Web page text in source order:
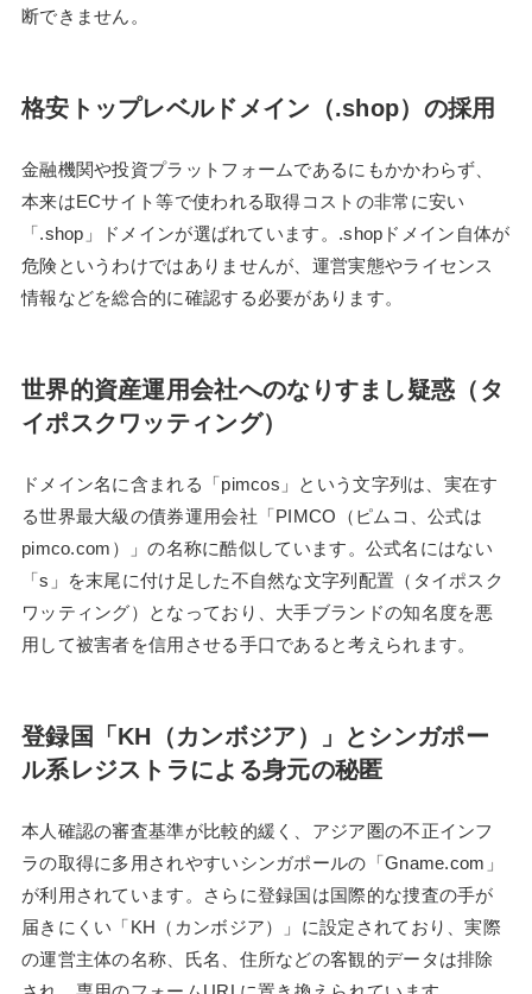
断できません。
格安トップレベルドメイン（.shop）の採用
金融機関や投資プラットフォームであるにもかかわらず、
本来はECサイト等で使われる取得コストの非常に安い
「.shop」ドメインが選ばれています。.shopドメイン自体が
危険というわけではありませんが、運営実態やライセンス
情報などを総合的に確認する必要があります。
世界的資産運用会社へのなりすまし疑惑（タ
イポスクワッティング）
ドメイン名に含まれる「pimcos」という文字列は、実在す
る世界最大級の債券運用会社「PIMCO（ピムコ、公式は
pimco.com）」の名称に酷似しています。公式名にはない
「s」を末尾に付け足した不自然な文字列配置（タイポスク
ワッティング）となっており、大手ブランドの知名度を悪
用して被害者を信用させる手口であると考えられます。
登録国「KH（カンボジア）」とシンガポー
ル系レジストラによる身元の秘匿
本人確認の審査基準が比較的緩く、アジア圏の不正インフ
ラの取得に多用されやすいシンガポールの「Gname.com」
が利用されています。さらに登録国は国際的な捜査の手が
届きにくい「KH（カンボジア）」に設定されており、実際
の運営主体の名称、氏名、住所などの客観的データは排除